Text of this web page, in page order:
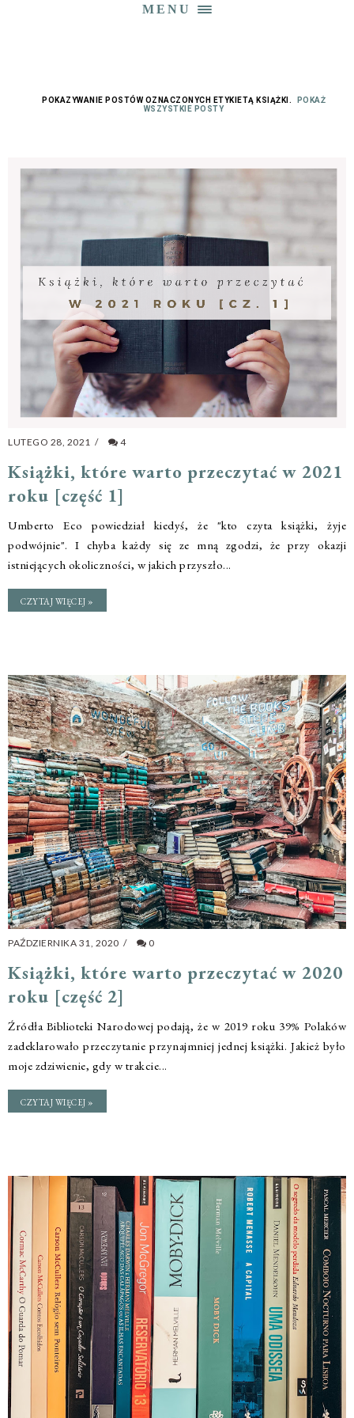
MENU
POKAZYWANIE POSTÓW OZNACZONYCH ETYKIETĄ KSIĄŻKI .
POKAŻ
WSZYSTKIE POSTY
LUTEGO 28, 2021 / 4
Książki, które warto przeczytać w 2021
roku [część 1]
Umberto Eco powiedział kiedyś, że "kto czyta książki, żyje
podwójnie". I chyba każdy się ze mną zgodzi, że przy okazji
istniejących okoliczności, w jakich przyszło...
CZYTAJ WIĘCEJ »
PAŹDZIERNIKA 31, 2020 / 0
Książki, które warto przeczytać w 2020
roku [część 2]
Źródła Biblioteki Narodowej podają, że w 2019 roku 39% Polaków
zadeklarowało przeczytanie przynajmniej jednej książki. Jakież było
moje zdziwienie, gdy w trakcie...
CZYTAJ WIĘCEJ »